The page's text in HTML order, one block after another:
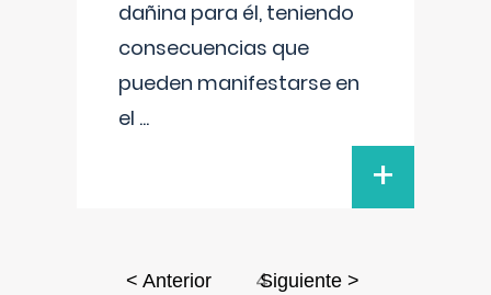
dañina para él, teniendo
consecuencias que
pueden manifestarse en
el ...
+
< Anterior 4
Siguiente >